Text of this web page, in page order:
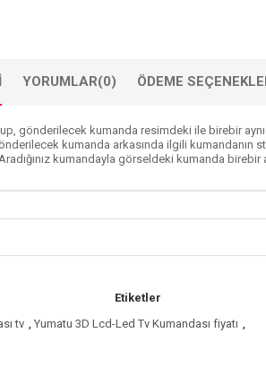
YORUMLAR(0) ÖDEME
gönderilecek kumanda resimdeki ile birebir
kumanda arkasında ilgili
kumandayla görseldeki kumanda birebir
Etiketler
tv , Yumatu 3D Lcd-Led Tv Kumandası fiyatı ,